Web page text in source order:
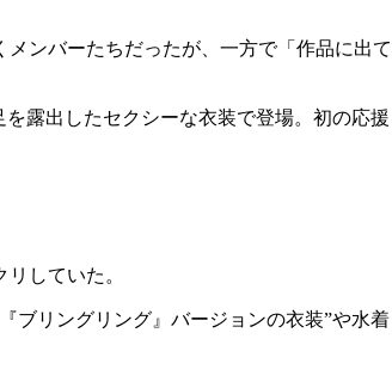
ンバーたちだったが、一方で「作品に出て
露出したセクシーな衣装で登場。初の応援
していた。
ブリングリング』バージョンの衣装”や水着